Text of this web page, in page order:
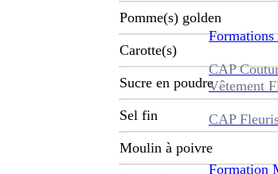
Formations
CAP
Vêtement
CAP
Formation
Pomme(s) golden
Carotte(s)
Sucre en poudre
Sel fin
Moulin à poivre